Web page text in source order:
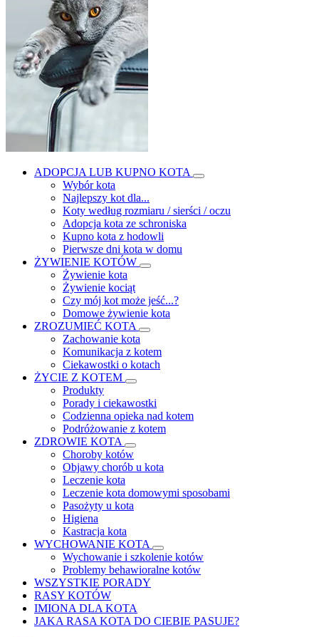
ADOPCJA LUB KUPNO KOTA
Wybór kota
Najlepszy kot dla...
Koty według rozmiaru / sierści / oczu
Adopcja kota ze schroniska
Kupno kota z hodowli
Pierwsze dni kota w domu
ŻYWIENIE KOTÓW
Żywienie kota
Żywienie kociąt
Czy mój kot może jeść...?
Domowe żywienie kota
ZROZUMIEĆ KOTA
Zachowanie kota
Komunikacja z kotem
Ciekawostki o kotach
ŻYCIE Z KOTEM
Produkty
Porady i ciekawostki
Codzienna opieka nad kotem
Podróżowanie z kotem
ZDROWIE KOTA
Choroby kotów
Objawy chorób u kota
Leczenie kota
Leczenie kota domowymi sposobami
Pasożyty u kota
Higiena
Kastracja kota
WYCHOWANIE KOTA
Wychowanie i szkolenie kotów
Problemy behawioralne kotów
WSZYSTKIE PORADY
RASY KOTÓW
IMIONA DLA KOTA
JAKA RASA KOTA DO CIEBIE PASUJE?